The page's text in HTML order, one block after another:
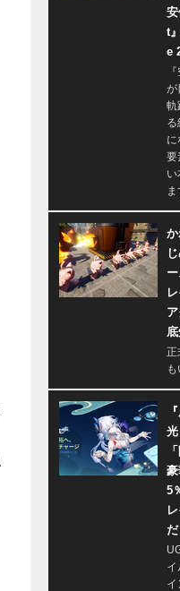
t
e
が
軌
る
要
い
ま
正
5